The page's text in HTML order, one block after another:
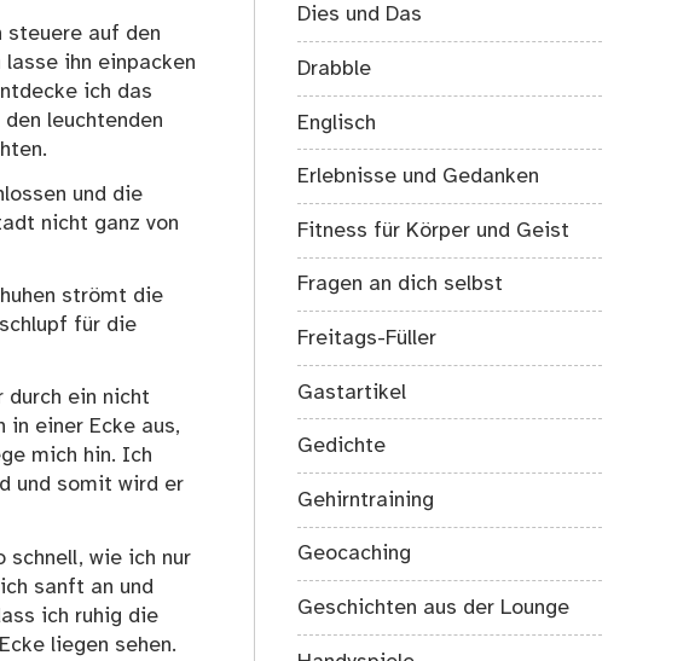
steuere auf den
ihn einpacken
ich das
leuchtenden
und die
nicht ganz von
strömt die
für die
durch ein nicht
in einer Ecke aus,
mich hin. Ich
und somit wird er
schnell, wie ich nur
sanft an und
ich ruhig die
liegen sehen.
Dies und Das
Drabble
Englisch
Erlebnisse und Gedanken
Fitness für Körper und Geist
Fragen an dich selbst
Freitags-Füller
Gastartikel
Gedichte
Gehirntraining
Geocaching
Geschichten aus der Lounge